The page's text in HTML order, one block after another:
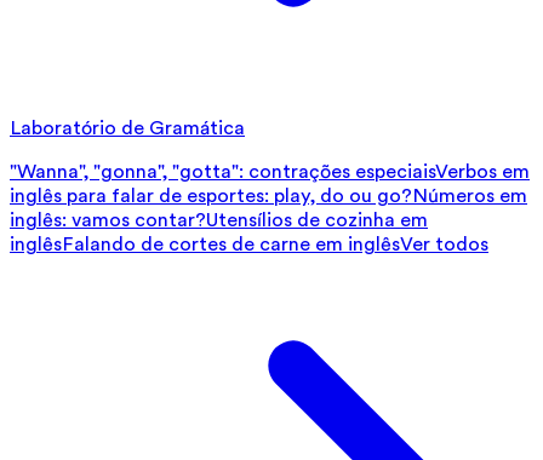
Laboratório de Gramática
"Wanna", "gonna", "gotta": contrações especiaisVerbos em
inglês para falar de esportes: play, do ou go?Números em
inglês: vamos contar?Utensílios de cozinha em
inglêsFalando de cortes de carne em inglêsVer todos